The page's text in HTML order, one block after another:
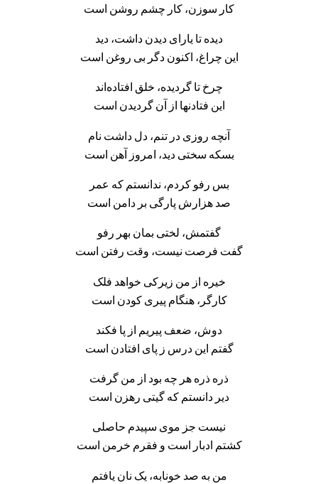
کار سوزن، کار چشم روشن است
دیده تا یارای دیدن داشت، دید
این چراغ، اکنون دگر بی روغن است
چرخ تا گردیده، خلق افتاده‌اند
این فتادنها از آن گردیدن است
آنچه روزی در تنم، دل داشت نام
بسکه سختی دید، امروز آهن است
بس رفو کردم، ندانستم که عمر
صد هزارش پارگی بر دامن است
گفتمش، لختی بمان بهر رفو
گفت فرصت نیست، وقت رفتن است
خیره از من زیرکی خواهد فلک
کارگر، هنگام پیری کودن است
دوش، ضعف پیریم از پا فکند
گفتم این درس ز پای افتادن است
ذره ذره هر چه بود از من گرفت
دیر دانستم که گیتی رهزن است
نیست جز موی سپیدم حاصلی
کشتم ادبار است و فقرم خرمن است
من به صد خونابه، یک نان یافتم